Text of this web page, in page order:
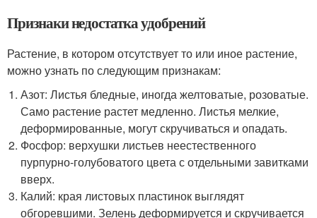
Признаки недостатка удобрений
Растение, в котором отсутствует то или иное растение,
можно узнать по следующим признакам:
Азот: Листья бледные, иногда желтоватые, розоватые.
Само растение растет медленно. Листья мелкие,
деформированные, могут скручиваться и опадать.
Фосфор: верхушки листьев неестественного
пурпурно-голубоватого цвета с отдельными завитками
вверх.
Калий: края листовых пластинок выглядят
обгоревшими. Зелень деформируется и скручивается